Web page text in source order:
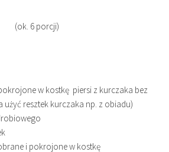
(ok. 6 porcji)
w kostkę piersi z kurczaka bez
użyć resztek kurczaka np. z obiadu)
i pokrojone w kostkę